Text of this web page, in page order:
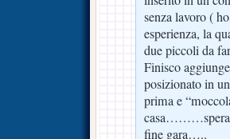
senza lavoro (
esperienza, la
due piccoli da
Finisco
posizionato in
prima e
fine gara…..